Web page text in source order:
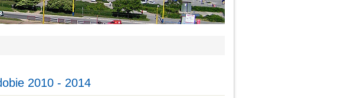
2010 - 2014